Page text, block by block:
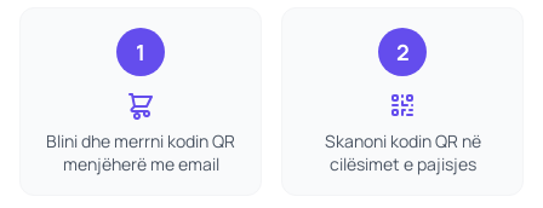
1
Blini dhe merrni kodin QR
menjëherë me email
2
Skanoni kodin QR në
cilësimet e pajisjes